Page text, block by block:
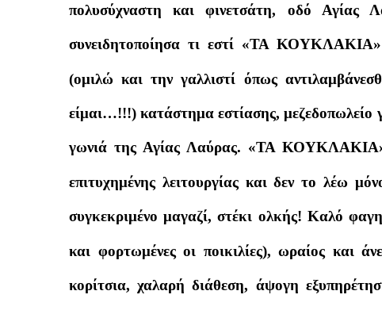
πολυσύχναστη και φινετσάτη, οδό
συνειδητοποίησα τι εστί «ΤΑ
(ομιλώ και την γαλλιστί όπως
είμαι…!!!) κατάστημα εστίασης, μεζεδοπωλείο
γωνιά της Αγίας Λαύρας. «ΤΑ ΚΟΥΚΛΑΚΙΑ»
επιτυχημένης λειτουργίας και δεν το λέω
συγκεκριμένο μαγαζί, στέκι ολκής! Καλό
και φορτωμένες οι ποικιλίες), ωραίος και
κορίτσια, χαλαρή διάθεση, άψογη